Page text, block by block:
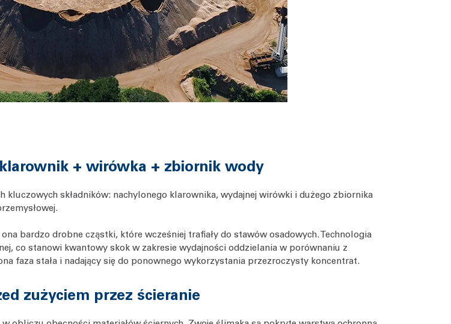
+ wirówka + zbiornik wody
składników: nachylonego klarownika, wydajnej wirówki i dużego zbiornika
bardzo drobne cząstki, które wcześniej trafiały do stawów osadowych. Technologia
co stanowi kwantowy skok w zakresie wydajności oddzielania w porównaniu z
faza stała i nadający się do ponownego wykorzystania przezroczysty koncentrat.
zużyciem przez ścieranie